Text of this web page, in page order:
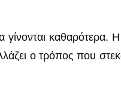
καθαρότερα.
ο τρόπος που